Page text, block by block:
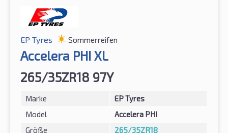
EP Tyres Sommerreifen
Accelera PHI XL
265/35ZR18 97Y
Marke
EP Tyres
Model
Accelera PHI
Größe
265/35ZR18